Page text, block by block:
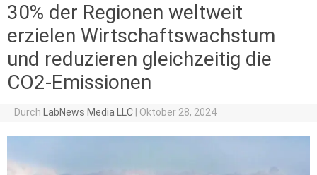
30% der Regionen weltweit
erzielen Wirtschaftswachstum
und reduzieren gleichzeitig die
CO2-Emissionen
Durch LabNews Media LLC Oktober 28, 2024